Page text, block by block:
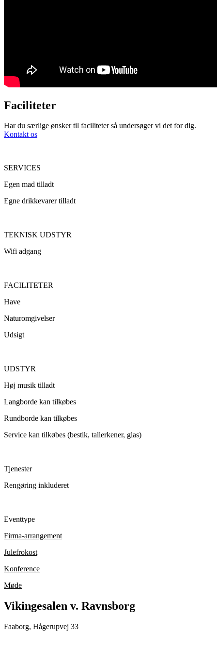
Faciliteter
Har du særlige ønsker til faciliteter så undersøger vi det for dig.
Kontakt os
SERVICES
Egen mad tilladt
Egne drikkevarer tilladt
TEKNISK UDSTYR
Wifi adgang
FACILITETER
Have
Naturomgivelser
Udsigt
UDSTYR
Høj musik tilladt
Langborde kan tilkøbes
Rundborde kan tilkøbes
Service kan tilkøbes (bestik, tallerkener, glas)
Tjenester
Rengøring inkluderet
Eventtype
Firma-arrangement
Julefrokost
Konference
Møde
Vikingesalen v. Ravnsborg
Faaborg, Hågerupvej 33